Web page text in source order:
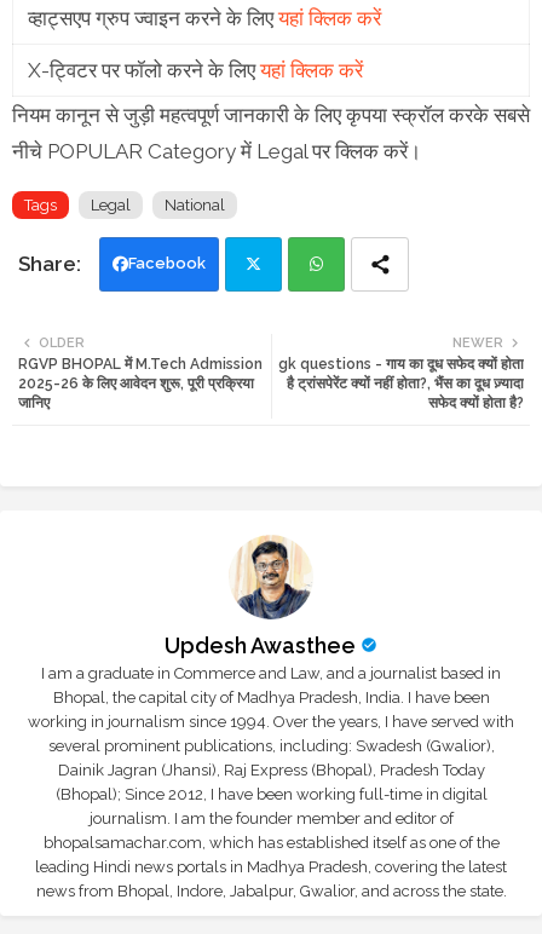
व्हाट्सएप ग्रुप ज्वाइन करने के लिएयहां क्लिक करें
X-ट्विटर पर फॉलो करने के लिएयहां क्लिक करें
नियम कानून से जुड़ी महत्वपूर्ण जानकारी के लिए कृपया स्क्रॉल करके सबसे
नीचे POPULAR Category में Legal पर क्लिक करें।
Tags Legal National
Facebook
tte ats
NEWER
gk questions - गाय का दूध सफेद क्यों होता
है ट्रांसपेरेंट क्यों नहीं होता?, भैंस का दूध ज़्यादा
सफेद क्यों होता है?
OLDER
RGVP BHOPAL में M.Tech Admission
2025-26 के लिए आवेदन शुरू, पूरी प्रक्रिया
जानिए
Updesh Awasthee
I am a graduate in Commerce and Law, and a journalist based in
Bhopal, the capital city of Madhya Pradesh, India. I have been
working in journalism since 1994. Over the years, I have served with
several prominent publications, including: Swadesh (Gwalior),
Dainik Jagran (Jhansi), Raj Express (Bhopal), Pradesh Today
(Bhopal); Since 2012, I have been working full-time in digital
journalism. I am the founder member and editor of
bhopalsamachar.com, which has established itself as one of the
leading Hindi news portals in Madhya Pradesh, covering the latest
news from Bhopal, Indore, Jabalpur, Gwalior, and across the state.